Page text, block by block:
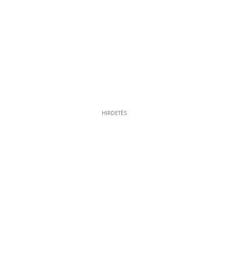
HIRDETÉS